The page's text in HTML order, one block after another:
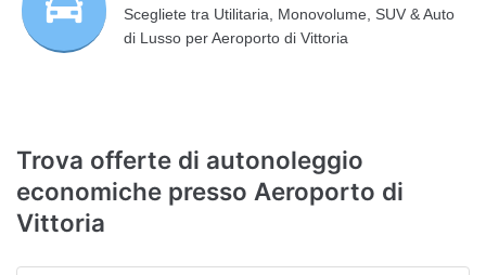
Scegliete tra Utilitaria, Monovolume, SUV & Auto
di Lusso per Aeroporto di Vittoria
Trova offerte di autonoleggio
economiche presso Aeroporto di
Vittoria